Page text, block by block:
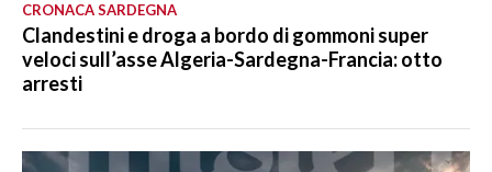
CRONACA SARDEGNA
Clandestini e droga a bordo di gommoni super
veloci sull’asse Algeria-Sardegna-Francia: otto
arresti